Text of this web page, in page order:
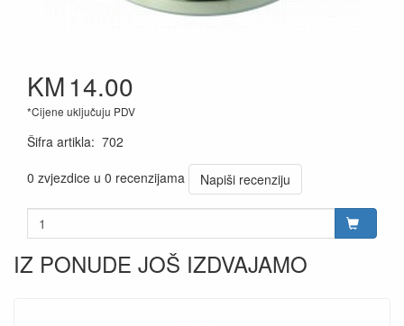
KM14.00
*Cijene uključuju PDV
Šifra artikla: 702
0 zvjezdice u 0 recenzijama
Napiši recenziju
IZ PONUDE JOŠ IZDVAJAMO